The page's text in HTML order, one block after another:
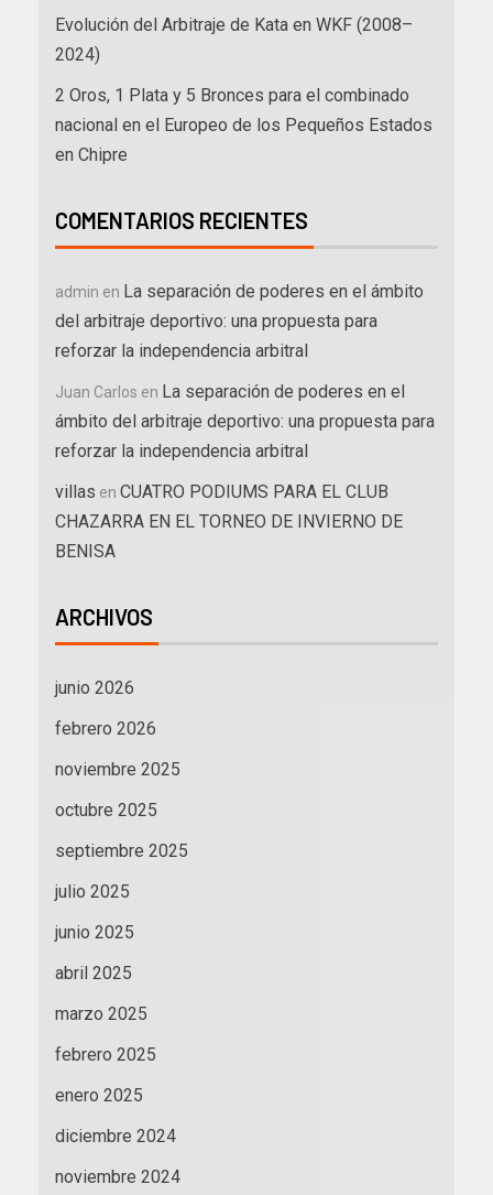
Evolución del Arbitraje de Kata en WKF (2008–
2024)
2 Oros, 1 Plata y 5 Bronces para el combinado
nacional en el Europeo de los Pequeños Estados
en Chipre
COMENTARIOS RECIENTES
admin en La separación de poderes en el ámbito
del arbitraje deportivo: una propuesta para
reforzar la independencia arbitral
Juan Carlos en La separación de poderes en el
ámbito del arbitraje deportivo: una propuesta para
reforzar la independencia arbitral
villas en CUATRO PODIUMS PARA EL CLUB
CHAZARRA EN EL TORNEO DE INVIERNO DE
BENISA
ARCHIVOS
junio 2026
febrero 2026
noviembre 2025
octubre 2025
septiembre 2025
julio 2025
junio 2025
abril 2025
marzo 2025
febrero 2025
enero 2025
diciembre 2024
noviembre 2024